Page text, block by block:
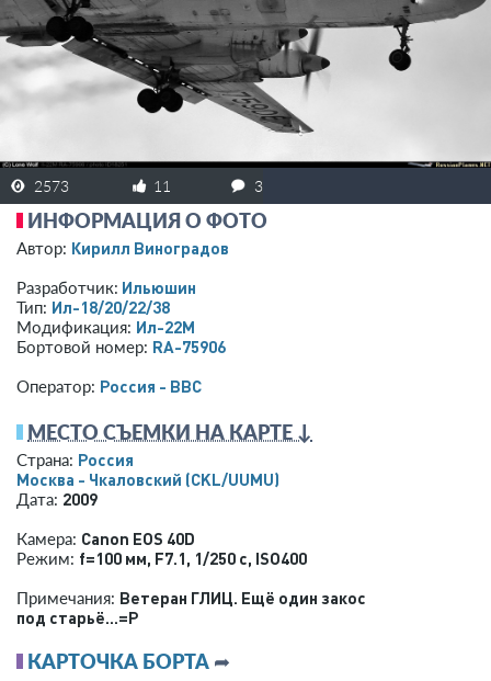
ЗАРЕГИСТРИРОВАТЬСЯ
2573 11 3
ИНФОРМАЦИЯ О ФОТО
Автор: Кирилл Виноградов
Разработчик: Ильюшин
Тип: Ил-18/20/22/38
Модификация: Ил-22М
Бортовой номер: RA-75906
Оператор: Россия - ВВС
МЕСТО СЪЕМКИ НА КАРТЕ ↓
Страна: Россия
Москва - Чкаловский (CKL/UUMU)
Дата: 2009
Камера: Canon EOS 40D
Режим: f=100 мм, F7.1, 1/250 с, ISO400
Примечания: Ветеран ГЛИЦ. Ещё один закос
под старьё...=Р
КАРТОЧКА БОРТА ➦